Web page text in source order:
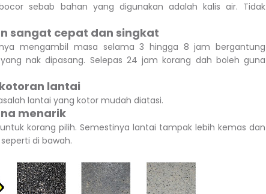
sebab bahan yang digunakan adalah kalis air. Tidak
sangat cepat dan singkat
mengambil masa selama 3 hingga 8 jam bergantung
nak dipasang. Selepas 24 jam korang dah boleh guna
lantai
lantai yang kotor mudah diatasi.
menarik
korang pilih. Semestinya lantai tampak lebih kemas dan
di bawah.